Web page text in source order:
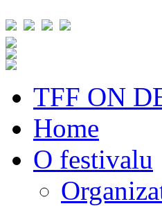
TFF ON
Home
O festivalu